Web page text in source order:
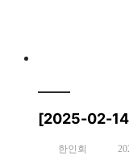
[2025-02-
한인회